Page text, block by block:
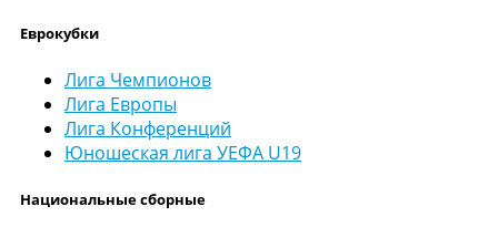
Еврокубки
Лига Чемпионов
Лига Европы
Лига Конференций
Юношеская лига УЕФА U19
Национальные сборные